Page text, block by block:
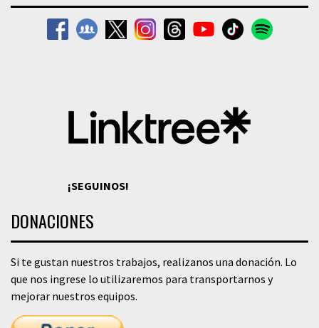
¡SEGUINOS!
DONACIONES
Si te gustan nuestros trabajos, realizanos una donación. Lo
que nos ingrese lo utilizaremos para transportarnos y
mejorar nuestros equipos.